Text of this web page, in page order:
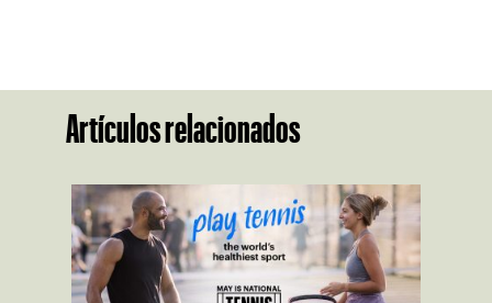
Artículos relacionados